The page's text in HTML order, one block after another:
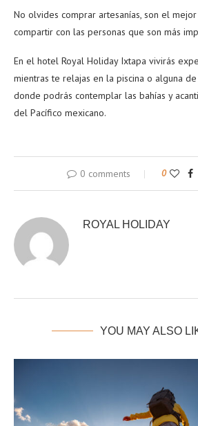
No olvides comprar artesanías, son el
compartir con las personas que son más
En el hotel Royal Holiday Ixtapa vivirás
mientras te relajas en la piscina o alguna
donde podrás contemplar las bahías y
del Pacífico mexicano.
0 comments 0
ROYAL HOLIDAY
YOU MAY ALSO